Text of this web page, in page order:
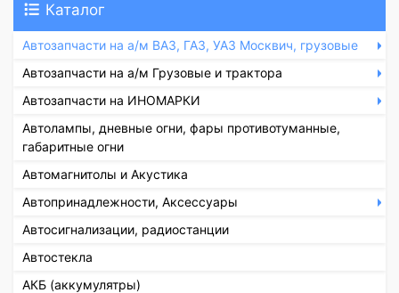
Каталог
Автозапчасти на а/м ВАЗ, ГАЗ, УАЗ Москвич, грузовые
Автозапчасти на а/м Грузовые и трактора
Автозапчасти на ИНОМАРКИ
Автолампы, дневные огни, фары противотуманные,
габаритные огни
Автомагнитолы и Акустика
Автопринадлежности, Аксессуары
Автосигнализации, радиостанции
Автостекла
АКБ (аккумулятры)